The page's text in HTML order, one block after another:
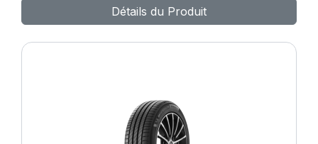
Détails du Produit